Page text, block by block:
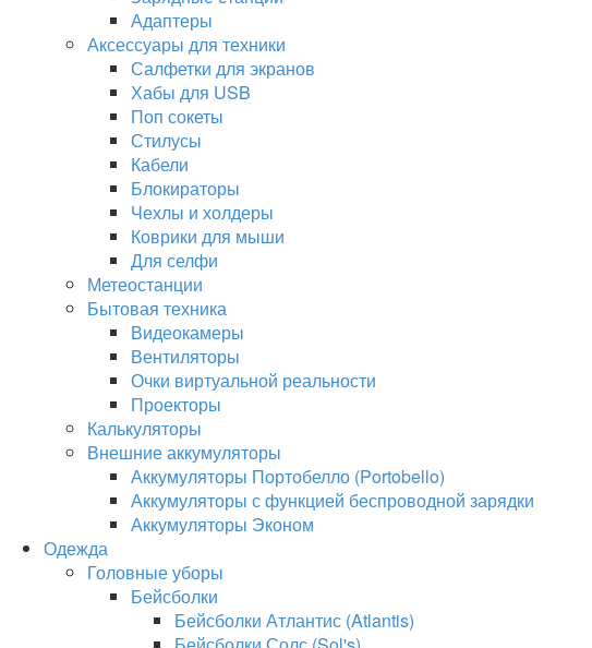
Адаптеры
Аксессуары для техники
Салфетки для экранов
Хабы для USB
Поп сокеты
Стилусы
Кабели
Блокираторы
Чехлы и холдеры
Коврики для мыши
Для селфи
Метеостанции
Бытовая техника
Видеокамеры
Вентиляторы
Очки виртуальной реальности
Проекторы
Калькуляторы
Внешние аккумуляторы
Аккумуляторы Портобелло (Portobello)
Аккумуляторы с функцией беспроводной зарядки
Аккумуляторы Эконом
Одежда
Головные уборы
Бейсболки
Бейсболки Атлантис (Atlantis)